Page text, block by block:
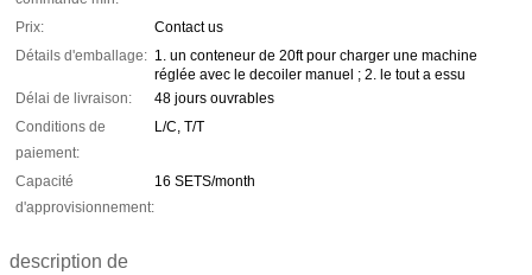
Prix:
Contact us
Détails d'emballage: 1. un conteneur de 20ft pour charger une machine
réglée avec le decoiler manuel ; 2. le tout a essu
Délai de livraison:
48 jours ouvrables
Conditions de
paiement:
L/C, T/T
Capacité
d'approvisionnement:
16 SETS/month
description de